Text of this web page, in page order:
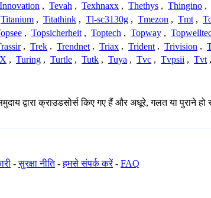
, Tevah , Texhnaxx , Thethys , Thingino ,
Titanium , Titathink , Tl-sc3130g , Tmezon , Tmt ,
, Topsicherheit , Toptech , Topway ,
, Trek , Trendnet , Triax , Trident , Trivision ,
, Turing , Turtle , Tutk , Tuya , Tvc , Tvpsii , Tvt ,
द्वारा क्राउडसोर्स किए गए हैं और अधूरे, गलत या पुराने
-सुरक्षा नीति-हमसे संपर्क करें- FAQ